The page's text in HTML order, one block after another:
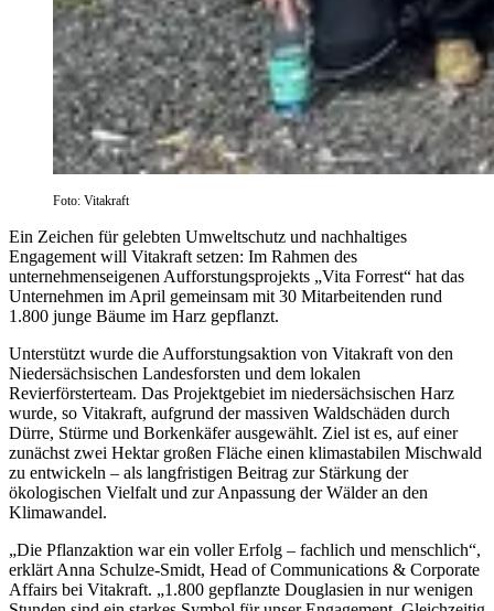
Foto: Vitakraft
Ein Zeichen für gelebten Umweltschutz und nachhaltiges
Engagement will Vitakraft setzen: Im Rahmen des
unternehmenseigenen Aufforstungsprojekts „Vita Forrest“ hat das
Unternehmen im April gemeinsam mit 30 Mitarbeitenden rund
1.800 junge Bäume im Harz gepflanzt.
Unterstützt wurde die Aufforstungsaktion von Vitakraft von den
Niedersächsischen Landesforsten und dem lokalen
Revierförsterteam. Das Projektgebiet im niedersächsischen Harz
wurde, so Vitakraft, aufgrund der massiven Waldschäden durch
Dürre, Stürme und Borkenkäfer ausgewählt. Ziel ist es, auf einer
zunächst zwei Hektar großen Fläche einen klimastabilen Mischwald
zu entwickeln – als langfristigen Beitrag zur Stärkung der
ökologischen Vielfalt und zur Anpassung der Wälder an den
Klimawandel.
„Die Pflanzaktion war ein voller Erfolg – fachlich und menschlich“,
erklärt Anna Schulze-Smidt, Head of Communications & Corporate
Affairs bei Vitakraft. „1.800 gepflanzte Douglasien in nur wenigen